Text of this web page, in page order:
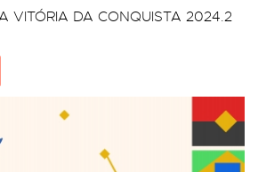
VITÓRIA DA CONQUISTA 2024.2